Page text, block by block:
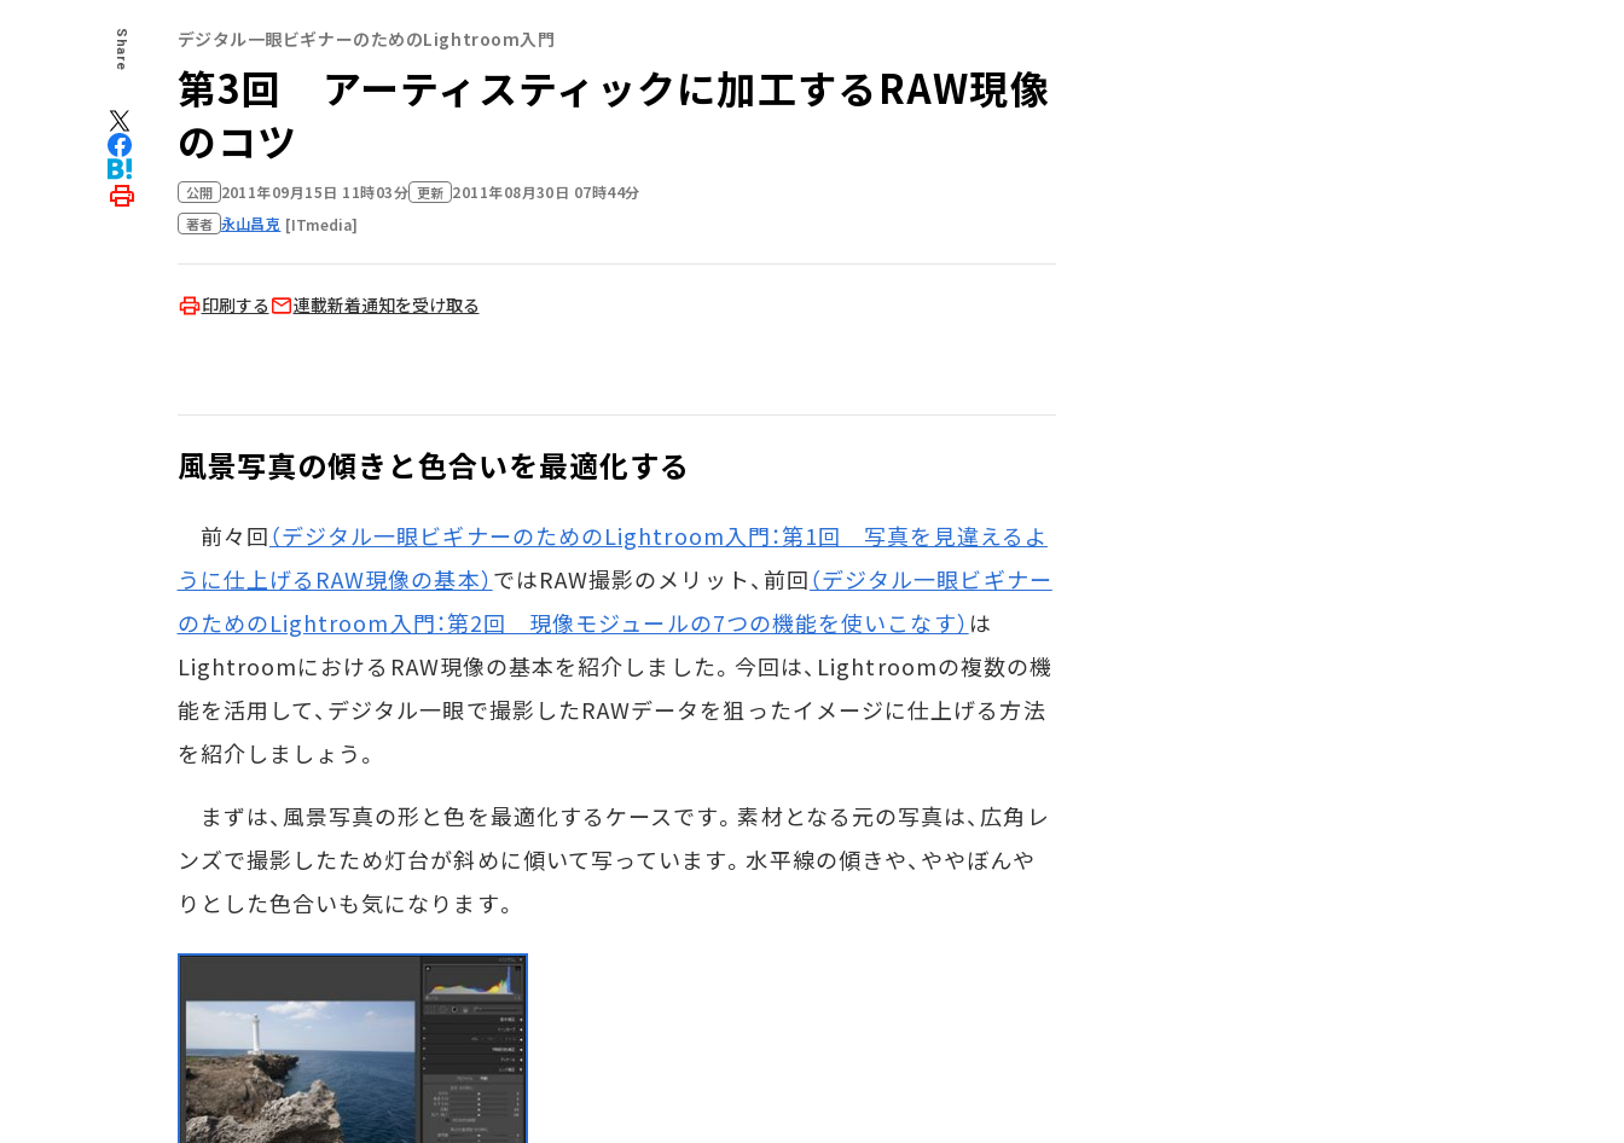
Share デジタル一眼ビギナーのためのLightroom入門
第3回 アーティスティックに加工するRAW現像
のコツ
公開 2011年09月15日 11時03分 更新 2011年08月30日 07時44分
著者 永山昌克 [ITmedia]
印刷する 連載新着通知を受け取る
風景写真の傾きと色合いを最適化する
前々回（デジタル一眼ビギナーのためのLightroom入門：第1回 写真を見違えるよ
うに仕上げるRAW現像の基本）ではRAW撮影のメリット、前回（デジタル一眼ビギナー
のためのLightroom入門：第2回 現像モジュールの7つの機能を使いこなす） は
LightroomにおけるRAW現像の基本を紹介しました。今回は、Lightroomの複数の機
能を活用して、デジタル一眼で撮影したRAWデータを狙ったイメージに仕上げる方法
を紹介しましょう。
まずは、風景写真の形と色を最適化するケースです。素材となる元の写真は、広角レ
ンズで撮影したため灯台が斜めに傾いて写っています。水平線の傾きや、ややぼんや
りとした色合いも気になります。